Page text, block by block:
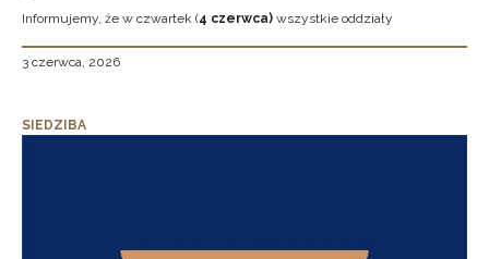
Informujemy, że w czwartek (4 czerwca) wszystkie oddziały
3 czerwca, 2026
SIEDZIBA